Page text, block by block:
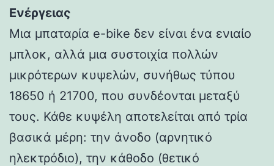
Ενέργειας
Μια μπαταρία e-bike δεν είναι ένα ενιαίο
μπλοκ, αλλά μια συστοιχία πολλών
μικρότερων κυψελών, συνήθως τύπου
18650 ή 21700, που συνδέονται μεταξύ
τους. Κάθε κυψέλη αποτελείται από τρία
βασικά μέρη: την άνοδο (αρνητικό
ηλεκτρόδιο), την κάθοδο (θετικό